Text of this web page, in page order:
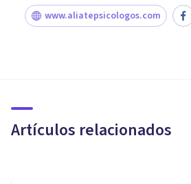
www.aliatepsicologos.com
Artículos relacionados
"espejito, espejito..."